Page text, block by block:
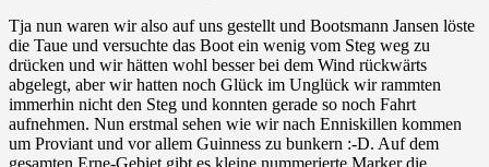
Tja nun waren wir also auf uns gestellt und Bootsmann Jansen löste
die Taue und versuchte das Boot ein wenig vom Steg weg zu
drücken und wir hätten wohl besser bei dem Wind rückwärts
abgelegt, aber wir hatten noch Glück im Unglück wir rammten
immerhin nicht den Steg und konnten gerade so noch Fahrt
aufnehmen. Nun erstmal sehen wie wir nach Enniskillen kommen
um Proviant und vor allem Guinness zu bunkern :-D. Auf dem